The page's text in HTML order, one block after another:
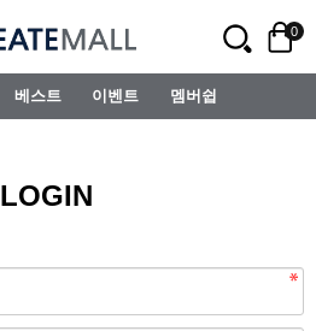
0
베스트 이벤트 멤버쉽
LOGIN